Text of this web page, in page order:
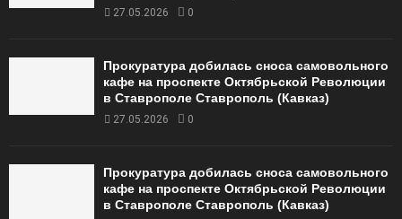
27.05.2026 0
Прокуратура добилась сноса самовольного
кафе на проспекте Октябрьской Революции
в Ставрополе Ставрополь (Кавказ)
27.05.2026 0
Прокуратура добилась сноса самовольного
кафе на проспекте Октябрьской Революции
в Ставрополе Ставрополь (Кавказ)